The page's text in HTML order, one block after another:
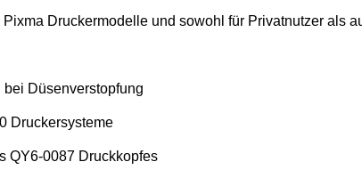
Druckermodelle und sowohl für Privatnutzer als
Düsenverstopfung
Druckersysteme
QY6-0087 Druckkopfes